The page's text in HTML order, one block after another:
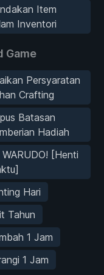
Item
Inventori
Game
Persyaratan
Crafting
Batasan
Hadiah
WARUDO! [Henti
Hari
Tahun
1 Jam
1 Jam